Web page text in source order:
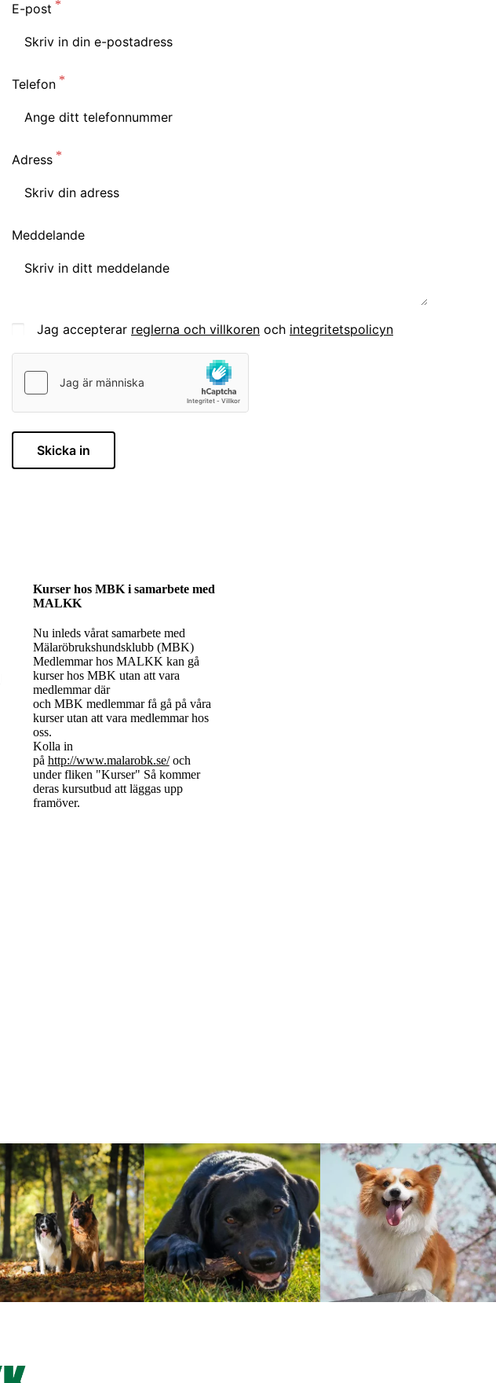
E-post
Telefon
Adress
Meddelande
Jag accepterar reglerna och villkoren och integritetspolicyn
Skicka in
Kurser hos MBK i samarbete med
MALKK
Nu inleds vårat samarbete med
Mälaröbrukshundsklubb (MBK)
Medlemmar hos MALKK kan gå
kurser hos MBK utan att vara
medlemmar där
och MBK medlemmar få gå på våra
kurser utan att vara medlemmar hos
oss.
Kolla in
på http://www.malarobk.se/och
under fliken "Kurser" Så kommer
deras kursutbud att läggas upp
framöver.